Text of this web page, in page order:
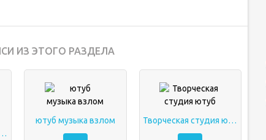
ИЗ ЭТОГО РАЗДЕЛА
ютуб
ютуб музыка взлом Творческая студия ютуб